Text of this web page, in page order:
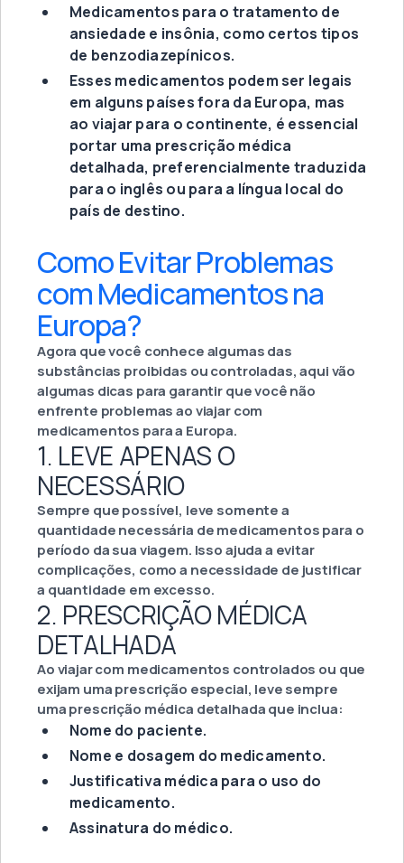
Medicamentos para o tratamento de
ansiedade e insônia, como certos tipos
de benzodiazepínicos.
Esses medicamentos podem ser legais
em alguns países fora da Europa, mas
ao viajar para o continente, é essencial
portar uma prescrição médica
detalhada, preferencialmente traduzida
para o inglês ou para a língua local do
país de destino.
Como Evitar Problemas
com Medicamentos na
Europa?
Agora que você conhece algumas das
substâncias proibidas ou controladas, aqui vão
algumas dicas para garantir que você não
enfrente problemas ao viajar com
medicamentos para a Europa.
1. LEVE APENAS O
NECESSÁRIO
Sempre que possível, leve somente a
quantidade necessária de medicamentos para o
período da sua viagem. Isso ajuda a evitar
complicações, como a necessidade de justificar
a quantidade em excesso.
2. PRESCRIÇÃO MÉDICA
DETALHADA
Ao viajar com medicamentos controlados ou que
exijam uma prescrição especial, leve sempre
uma prescrição médica detalhada que inclua:
Nome do paciente.
Nome e dosagem do medicamento.
Justificativa médica para o uso do
medicamento.
Assinatura do médico.